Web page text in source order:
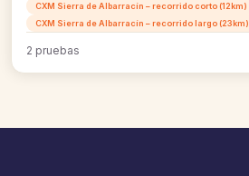
CXM Sierra de Albarracín – recorrido corto (12km)
CXM Sierra de Albarracín – recorrido largo (23km)
2 pruebas